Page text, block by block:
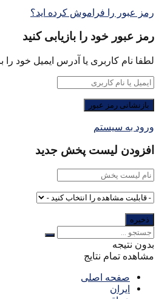
رمز عبور را فراموش کرده اید؟
رمز عبور خود را بازیابی کنید
لطفا نام کاربری یا آدرس ایمیل خود را
ورود به سیستم
افزودن لیست پخش جدید
بدون نتیجه
مشاهده تمام نتایج
صفحه اصلی
ایران